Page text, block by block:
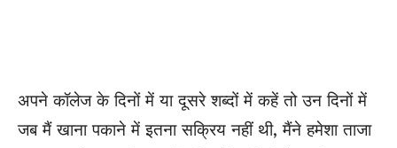
अपने कॉलेज के दिनों में या दूसरे शब्दों में कहें तो उन दिनों में
जब मैं खाना पकाने में इतना सक्रिय नहीं थी, मैंने हमेशा ताजा